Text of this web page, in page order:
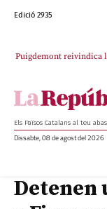
Edició 2935
Puigdemont reivindica
Els Països Catalans al teu
Dissabte, 08 de agost del 2026
Detenen